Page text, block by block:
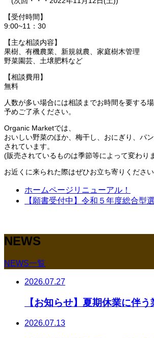
【受付時間】
9:00~11：30
【主な相談内容】
果樹、有機農業、新規就農、家庭樹木管理
野菜園芸、土壌肥料など
【相談費用】
無料
人数が多い場合には相談までお時間を要する場
予めご了承ください。
Organic Marketでは、
おいしい野菜のほか、梅干し、おにぎり、パ
されています。
(販売されているものは季節等によって変わり
お近くに来られた際はぜひお立ち寄りください
ホームページリニューアル！
【願書受付中】令和５年度総合型
NEWS
NEWS一覧
2026.07.27
【お知らせ】夏期休業に伴
2026.07.13